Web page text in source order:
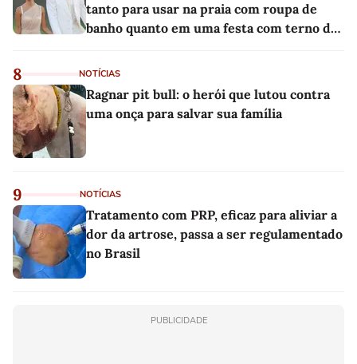
tanto para usar na praia com roupa de
banho quanto em uma festa com terno de
8 NOTÍCIAS
Ragnar pit bull: o herói que lutou contra
uma onça para salvar sua família
9 NOTÍCIAS
Tratamento com PRP, eficaz para aliviar a
dor da artrose, passa a ser regulamentado
no Brasil
PUBLICIDADE